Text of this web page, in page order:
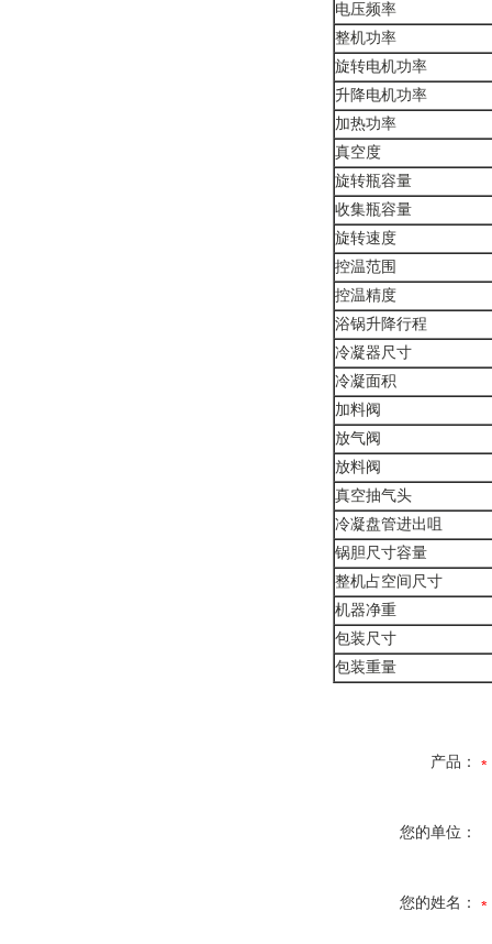
电压频率
整机功率
旋转电机功率
升降电机功率
加热功率
真空度
旋转瓶容量
收集瓶容量
旋转速度
控温范围
控温精度
浴锅升降行程
冷凝器尺寸
冷凝面积
加料阀
放气阀
放料阀
真空抽气头
冷凝盘管进出咀
锅胆尺寸容量
整机占空间尺寸
机器净重
包装尺寸
包装重量
产品：
您的单位：
您的姓名：